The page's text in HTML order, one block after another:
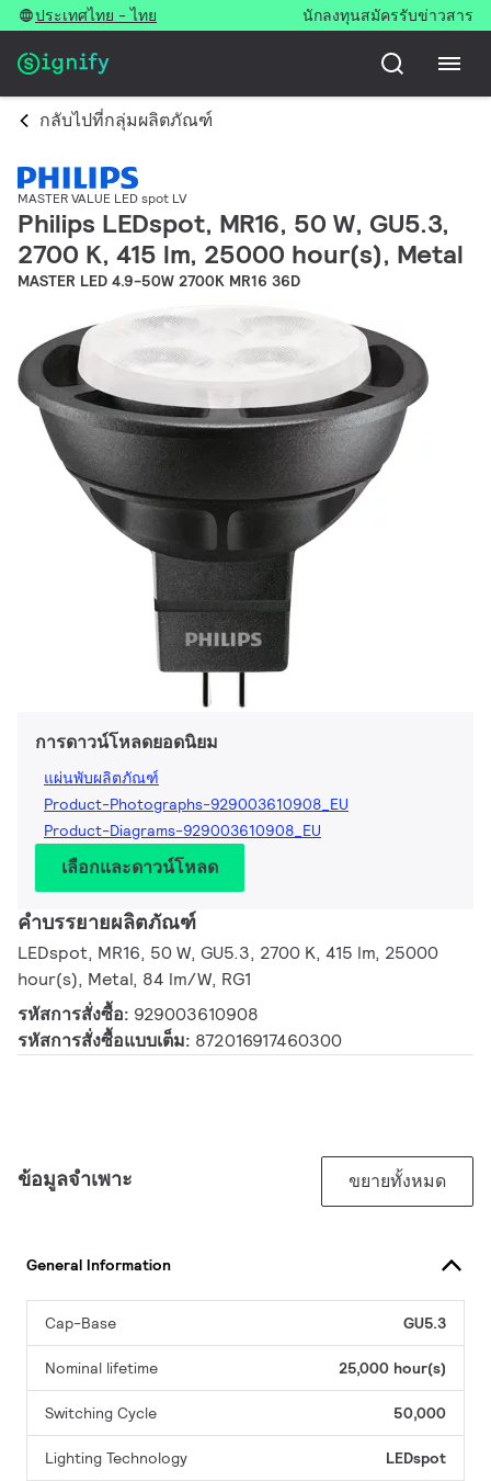
ประเทศไทย - ไทย นักลงทุนสมัครรับข่าวสาร
กลับไปที่กลุ่มผลิตภัณฑ์
MASTER VALUE LED spot LV
Philips LEDspot, MR16, 50 W, GU5.3,
2700 K, 415 lm, 25000 hour(s), Metal
MASTER LED 4.9-50W 2700K MR16 36D
การดาวน์โหลดยอดนิยม
แผ่นพับผลิตภัณฑ์
Product-Photographs-929003610908_EU
Product-Diagrams-929003610908_EU
เลือกและดาวน์โหลด
คำบรรยายผลิตภัณฑ์
LEDspot, MR16, 50 W, GU5.3, 2700 K, 415 lm, 25000
hour(s), Metal, 84 lm/W, RG1
รหัสการสั่งซื้อ: 929003610908
รหัสการสั่งซื้อแบบเต็ม: 872016917460300
ข้อมูลจำเพาะ ขยายทั้งหมด
General Information
Cap-Base GU5.3
Nominal lifetime 25,000 hour(s)
Switching Cycle 50,000
Lighting Technology LEDspot